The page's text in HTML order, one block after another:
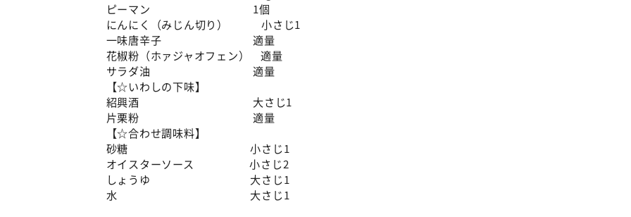
ピーマン 1個
にんにく（みじん切り） 小さじ1
一味唐辛子 適量
花椒粉（ホァジャオフェン） 適量
サラダ油 適量
【☆いわしの下味】
紹興酒 大さじ1
片栗粉 適量
【☆合わせ調味料】
砂糖 小さじ1
オイスターソース 小さじ2
しょうゆ 大さじ1
水 大さじ1